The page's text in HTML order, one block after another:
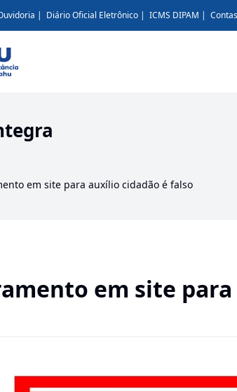
Diário Oficial Eletrônico ICMS DIPAM
em site para auxílio cidadão é falso
em site